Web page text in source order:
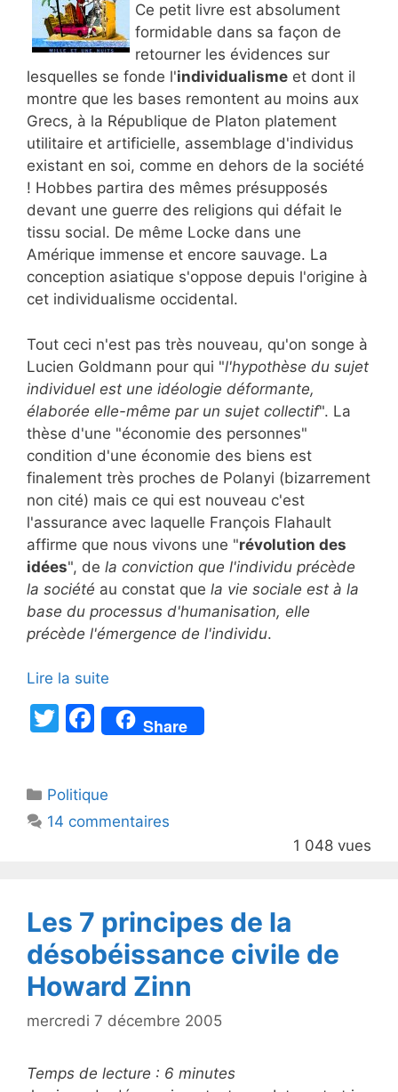
Ce petit livre est absolument
formidable dans sa façon de
retourner les évidences sur
lesquelles se fonde l'individualisme et dont il
montre que les bases remontent au moins aux
Grecs, à la République de Platon platement
utilitaire et artificielle, assemblage d'individus
existant en soi, comme en dehors de la société
! Hobbes partira des mêmes présupposés
devant une guerre des religions qui défait le
tissu social. De même Locke dans une
Amérique immense et encore sauvage. La
conception asiatique s'oppose depuis l'origine à
cet individualisme occidental.
Tout ceci n'est pas très nouveau, qu'on songe à
Lucien Goldmann pour qui "l'hypothèse du sujet
individuel est une idéologie déformante,
élaborée elle-même par un sujet collectif". La
thèse d'une "économie des personnes"
condition d'une économie des biens est
finalement très proches de Polanyi (bizarrement
non cité) mais ce qui est nouveau c'est
l'assurance avec laquelle François Flahault
affirme que nous vivons une "révolution des
idées", de la conviction que l'individu précède
la société au constat que la vie sociale est à la
base du processus d'humanisation, elle
précède l'émergence de l'individu.
Lire la suite
T
er
F
a
e
b
k
Share
Catégories
Politique
14 commentaires
1 048 vues
Les 7 principes de la
désobéissance civile de
Howard Zinn
mercredi 7 décembre 2005
Temps de lecture : 6 minutes